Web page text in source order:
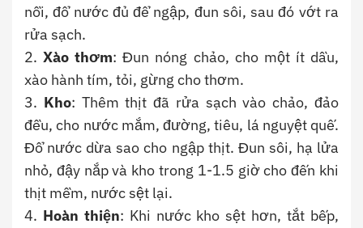
nồi, đổ nước đủ để ngập, đun sôi, sau đó vớt ra
rửa sạch.
2.Xào thơm: Đun nóng chảo, cho một ít dầu,
xào hành tím, tỏi, gừng cho thơm.
3. Kho: Thêm thịt đã rửa sạch vào chảo, đảo
đều, cho nước mắm, đường, tiêu, lá nguyệt quế.
Đổ nước dừa sao cho ngập thịt. Đun sôi, hạ lửa
nhỏ, đậy nắp và kho trong 1-1.5 giờ cho đến khi
thịt mềm, nước sệt lại.
4. Hoàn thiện: Khi nước kho sệt hơn, tắt bếp,